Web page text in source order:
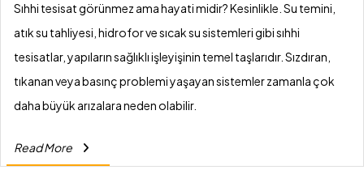
Sıhhi tesisat görünmez ama hayati midir? Kesinlikle. Su temini,
atık su tahliyesi, hidrofor ve sıcak su sistemleri gibi sıhhi
tesisatlar, yapıların sağlıklı işleyişinin temel taşlarıdır. Sızdıran,
tıkanan veya basınç problemi yaşayan sistemler zamanla çok
daha büyük arızalara neden olabilir.
Read More